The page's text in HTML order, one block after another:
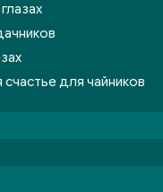
для чайников